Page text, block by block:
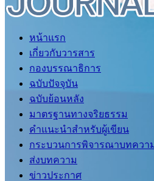
หน้าแรก
เกี่ยวกับวารสาร
กองบรรณาธิการ
ฉบับปัจจุบัน
ฉบับย้อนหลัง
มาตรฐานทางจริยธรรม
คำแนะนำสำหรับผู้เขียน
กระบวนการพิจารณาบทควา
ส่งบทความ
ข่าวประกาศ